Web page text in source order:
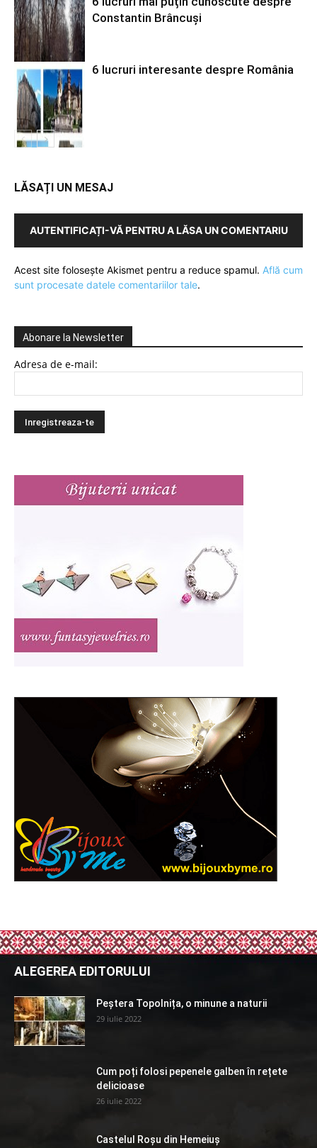
Constantin Brâncuși
6 lucruri interesante despre România
LĂSAȚI UN MESAJ
AUTENTIFICAȚI-VĂ PENTRU A LĂSA UN COMENTARIU
Acest site folosește Akismet pentru a reduce spamul. Află cum
sunt procesate datele comentariilor tale.
Abonare la Newsletter
Adresa de e-mail:
ALEGEREA EDITORULUI
Peștera Topolnița, o minune a naturii
29 iulie 2022
Cum poți folosi pepenele galben în rețete
delicioase
26 iulie 2022
Castelul Roșu din Hemeiuș